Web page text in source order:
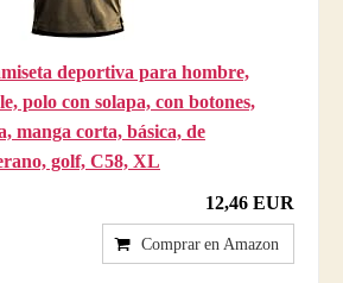
deportiva para hombre,
polo con solapa, con botones,
manga corta, básica, de
golf, C58, XL
12,46 EUR
Comprar en Amazon